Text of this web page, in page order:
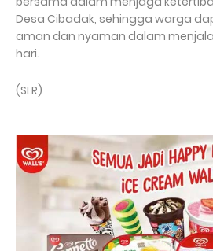
Desa Cibadak, sehingga warga
aman dan nyaman dalam
hari.
(SLR)